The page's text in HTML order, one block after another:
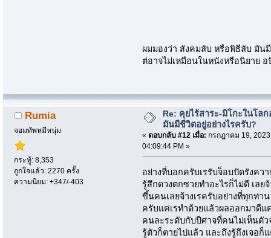
ผมมองว่า สังคมลับ หรือพิธีลับ มัน
ต่อาจไม่เหมือนในหนังหรือนิยาย อ
Rumia
จอมทัพหมีหนุ่ม
กระทู้: 8,353
ถูกใจแล้ว: 2270 ครั้ง
ความนิยม: +347/-403
Re: คุยไร้สาระ-มิโกะในโลก
มันมีชีวิตอยู่อย่างไรครับ?
« ตอบกลับ #12 เมื่อ: กรกฎาคม 19,
04:09:44 PM »
อย่างที่บอกครับเรรับจ็อบปัดรังคว
รู้สึกดวงตกซวยทำอะไรก็ไม่ดี เลย
ขึ้นคนเลยจ้างเรครับอย่างที่ทุกท่า
ครับแค่เรทำด้วยแล้วผลออกมาดีแ
คนละระดับกับปีศาจที่คนไม่เห็นตั
รู้ตัวก็ตายไปแล้ว และถึงรู้ถึงเจอก็